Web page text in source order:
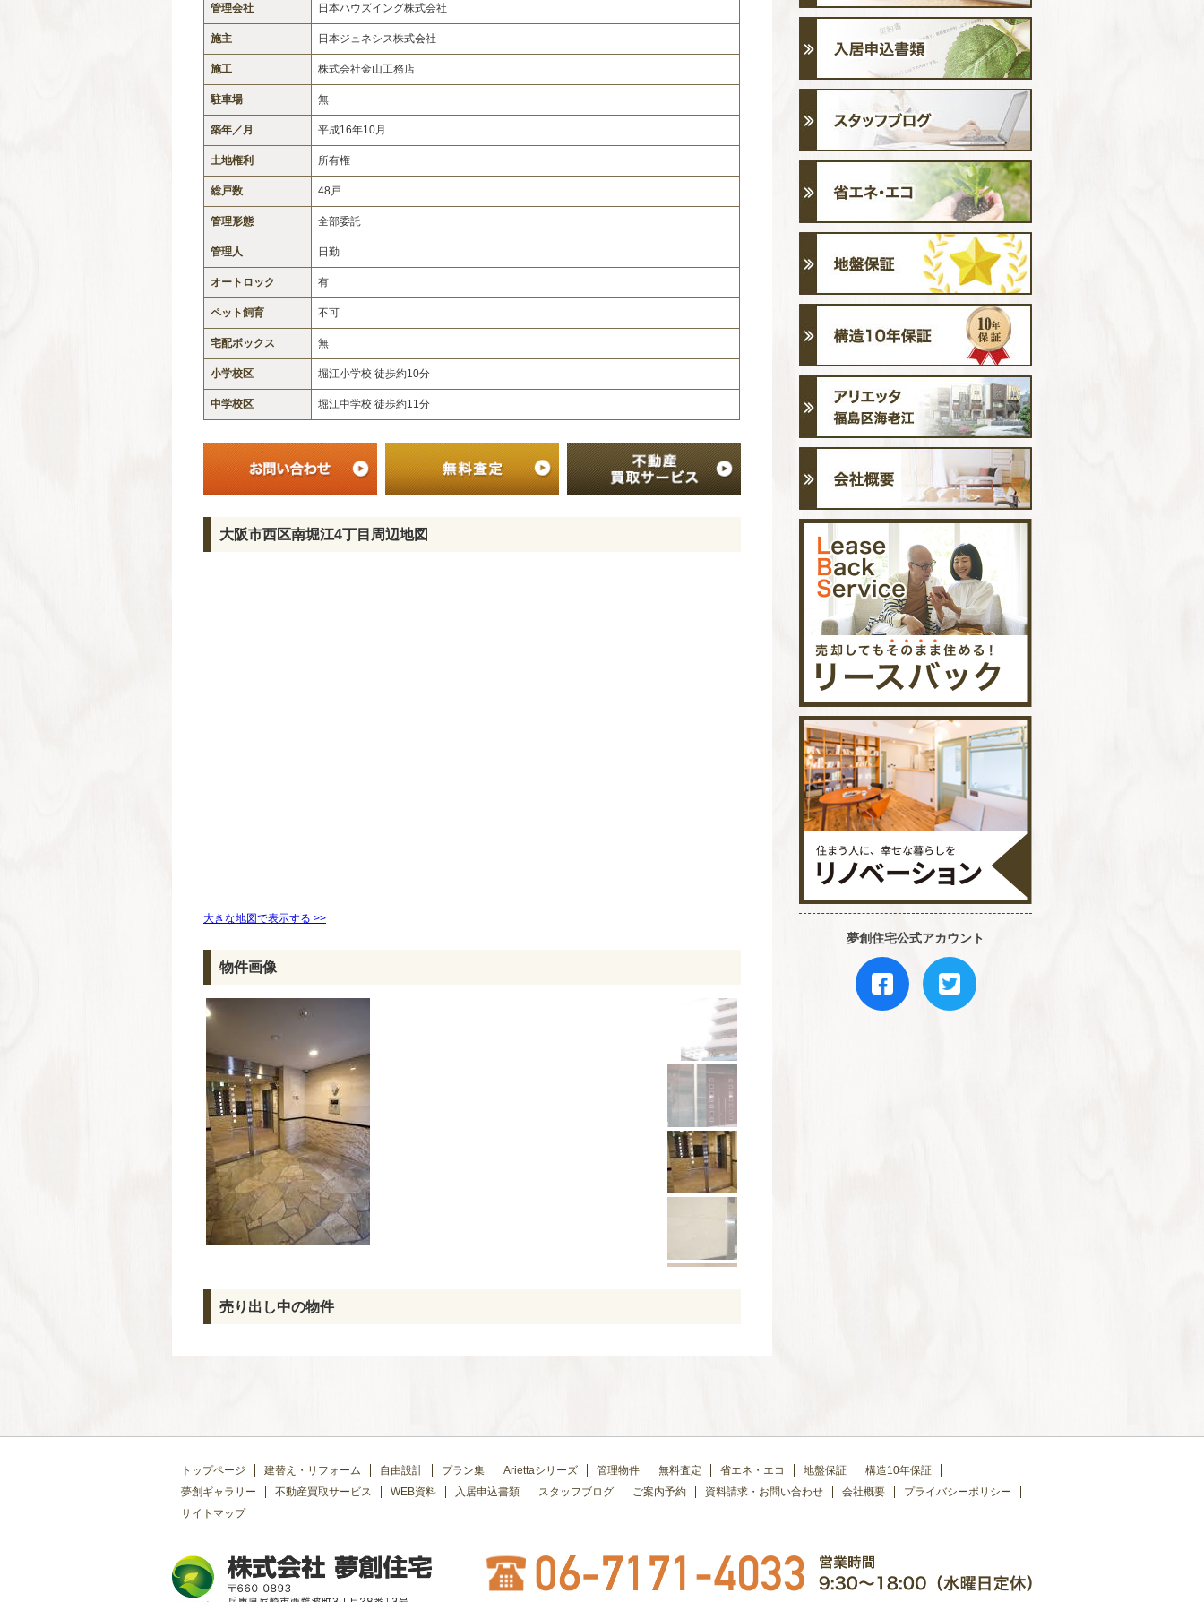
管理会社 日本ハウズイング株式会社
施主 日本ジュネシス株式会社
施工 株式会社金山工務店
駐車場 無
築年／月 平成16年10月
土地権利 所有権
総戸数 48戸
管理形態 全部委託
管理人 日勤
オートロック 有
ペット飼育 不可
宅配ボックス 無
小学校区 堀江小学校 徒歩約10分
中学校区 堀江中学校 徒歩約11分
大阪市西区南堀江4丁目周辺地図
大きな地図で表示する >>
物件画像
売り出し中の物件
夢創住宅公式アカウント
トップページ 建替え・リフォーム 自由設計 プラン集 Ariettaシリーズ 管理物件 無料査定 省エネ・エコ 地盤保証
構造10年保証
夢創ギャラリー
不動産買取サービス WEB資料 入居申込書類 スタッフブログ ご案内予約 資料請求・お問い合わせ 会社概要
プライバシーポリシー
サイトマップ